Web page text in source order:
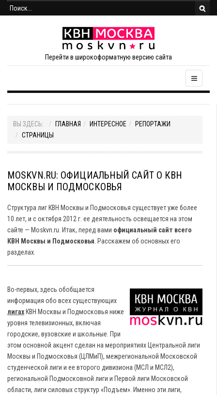
Перейти в широкоформатную версию сайта
ВЫ ЗДЕСЬ: ГЛАВНАЯ ИНТЕРЕСНОЕ
РЕПОРТАЖИ
СТРАНИЦЫ
MOSKVN.RU: ОФИЦИАЛЬНЫЙ САЙТ О КВН
МОСКВЫ И ПОДМОСКОВЬЯ
Структура лиг КВН Москвы и Подмосковья существует уже более
10 лет, и с октября 2012 г. ее деятельность освещается на этом
сайте — Moskvn.ru. Итак, перед вами официальный сайт всего
КВН Москвы и Подмосковья Расскажем об основных его
разделах.
Во-первых, здесь обобщается
информация обо всех существующих
лигах КВН Москвы и Подмосковья ниже
уровня телевизионных, включая
городские, вузовские и школьные. При
этом основной акцент сделан на мероприятиях Центральной лиги
Москвы и Подмосковья (ЦЛМиП), межрегиональной Московской
студенческой лиги и ее второго дивизиона (МСЛ и МСЛ2),
региональной Подмосковной лиги и Первой лиги Московской
области, лиги силовых структур «Подъем». Именно эти лиги,